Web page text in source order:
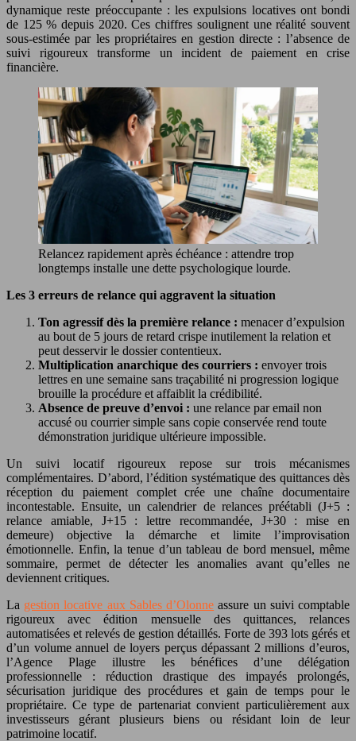
dynamique reste préoccupante : les expulsions locatives ont bondi
de 125 % depuis 2020. Ces chiffres soulignent une réalité souvent
sous-estimée par les propriétaires en gestion directe : l’absence de
suivi rigoureux transforme un incident de paiement en crise
financière.
Relancez rapidement après échéance : attendre trop
longtemps installe une dette psychologique lourde.
Les 3 erreurs de relance qui aggravent la situation
Ton agressif dès la première relance : menacer d’expulsion
au bout de 5 jours de retard crispe inutilement la relation et
peut desservir le dossier contentieux.
Multiplication anarchique des courriers : envoyer trois
lettres en une semaine sans traçabilité ni progression logique
brouille la procédure et affaiblit la crédibilité.
Absence de preuve d’envoi : une relance par email non
accusé ou courrier simple sans copie conservée rend toute
démonstration juridique ultérieure impossible.
Un suivi locatif rigoureux repose sur trois mécanismes
complémentaires. D’abord, l’édition systématique des quittances dès
réception du paiement complet crée une chaîne documentaire
incontestable. Ensuite, un calendrier de relances préétabli (J+5 :
relance amiable, J+15 : lettre recommandée, J+30 : mise en
demeure) objective la démarche et limite l’improvisation
émotionnelle. Enfin, la tenue d’un tableau de bord mensuel, même
sommaire, permet de détecter les anomalies avant qu’elles ne
deviennent critiques.
La gestion locative aux Sables d’Olonne assure un suivi comptable
rigoureux avec édition mensuelle des quittances, relances
automatisées et relevés de gestion détaillés. Forte de 393 lots gérés et
d’un volume annuel de loyers perçus dépassant 2 millions d’euros,
l’Agence Plage illustre les bénéfices d’une délégation
professionnelle : réduction drastique des impayés prolongés,
sécurisation juridique des procédures et gain de temps pour le
propriétaire. Ce type de partenariat convient particulièrement aux
investisseurs gérant plusieurs biens ou résidant loin de leur
patrimoine locatif.